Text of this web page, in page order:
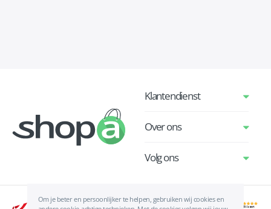
Om je beter en persoonlijker te helpen, gebruiken wij cookies en
Klantendienst
Over ons
Volg ons